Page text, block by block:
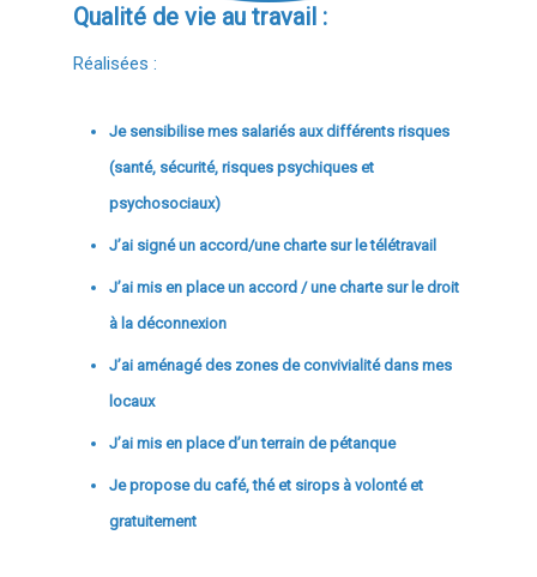
Qualité de vie au travail :
Réalisées :
Je sensibilise mes salariés aux différents risques
(santé, sécurité, risques psychiques et
psychosociaux)
J’ai signé un accord/une charte sur le télétravail
J’ai mis en place un accord / une charte sur le droit
à la déconnexion
J’ai aménagé des zones de convivialité dans mes
locaux
J’ai mis en place d’un terrain de pétanque
Je propose du café, thé et sirops à volonté et
gratuitement